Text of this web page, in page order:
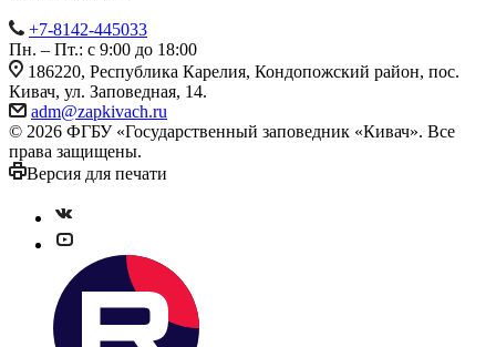
+7-8142-445033
Пн. – Пт.: с 9:00 до 18:00
186220, Республика Карелия, Кондопожский район, пос.
Кивач, ул. Заповедная, 14.
adm@zapkivach.ru
© 2026 ФГБУ «Государственный заповедник «Кивач». Все
права защищены.
Версия для печати